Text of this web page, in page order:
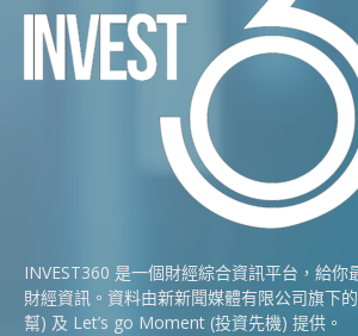
INVEST360 是一個財經綜合資訊平台，給你
財經資訊。資料由新新聞媒體有限公司旗下
幫) 及 Let’s go Moment (投資先機) 提供。